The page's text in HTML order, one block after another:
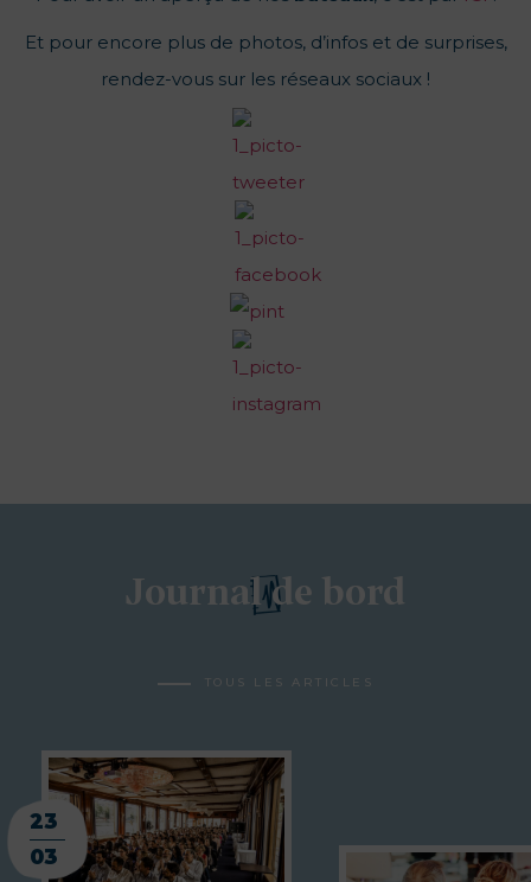
Et pour encore plus de photos, d’infos et de surprises,
rendez-vous sur les réseaux sociaux !
Journal de bord
TOUS LES ARTICLES
23
03